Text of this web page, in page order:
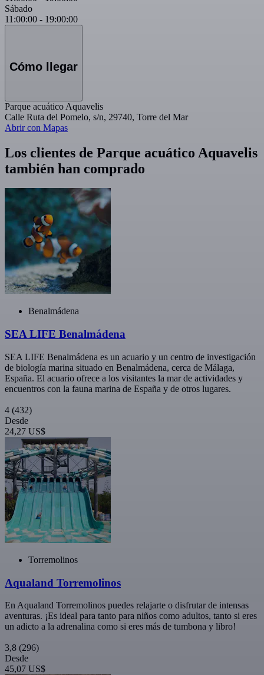
Sábado
11:00:00 - 19:00:00
Cómo llegar
Parque acuático Aquavelis
Calle Ruta del Pomelo, s/n, 29740, Torre del Mar
Abrir con Mapas
Los clientes de Parque acuático Aquavelis
también han comprado
Benalmádena
SEA LIFE Benalmádena
SEA LIFE Benalmádena es un acuario y un centro de investigación
de biología marina situado en Benalmádena, cerca de Málaga,
España. El acuario ofrece a los visitantes la mar de actividades y
encuentros con la fauna marina de España y de otros lugares.
4 (432)
Desde
24,27 US$
Torremolinos
Aqualand Torremolinos
En Aqualand Torremolinos puedes relajarte o disfrutar de intensas
aventuras. ¡Es ideal para tanto para niños como adultos, tanto si eres
un adicto a la adrenalina como si eres más de tumbona y libro!
3,8 (296)
Desde
45,07 US$